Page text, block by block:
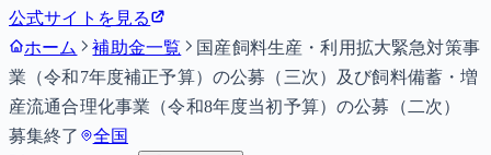
公式サイトを見る
ホーム
補助金一覧
国産飼料生産・利用拡大緊急対策事
業（令和7年度補正予算）の公募（三次）及び飼料備蓄・増
産流通合理化事業（令和8年度当初予算）の公募（二次）
募集終了
全国